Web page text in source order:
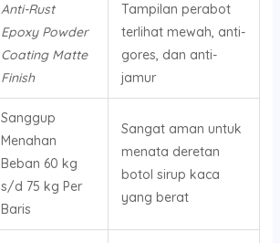
Anti-Rust
Epoxy Powder
Coating Matte
Finish
Tampilan perabot
terlihat mewah, anti-
gores, dan anti-
jamur
Sanggup
Menahan
Beban 60 kg
s/d 75 kg Per
Baris
Sangat aman untuk
menata deretan
botol sirup kaca
yang berat